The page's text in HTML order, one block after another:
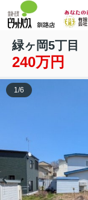
緑ヶ岡5丁目
240万円
1/6